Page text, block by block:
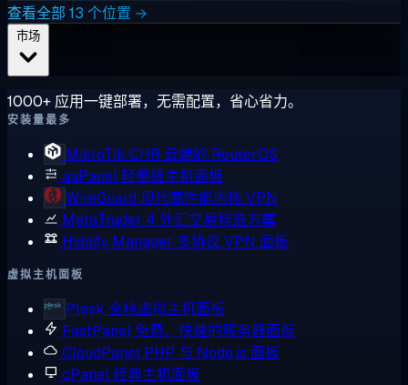
查看全部 13 个位置 →
1000+ 应用一键部署，无需配置，省心省力。
安装量最多
MikroTik CHR 云端的 RouterOS
aaPanel轻量级主机面板
WireGuard 现代高性能内核 VPN
MetaTrader 4 外汇交易标准方案
Hiddify Manager 多协议 VPN 面板
虚拟主机面板
Plesk 全栈虚拟主机面板
FastPanel 免费、快速的服务器面板
CloudPanel PHP 与 Node.js 面板
cPanel经典主机面板